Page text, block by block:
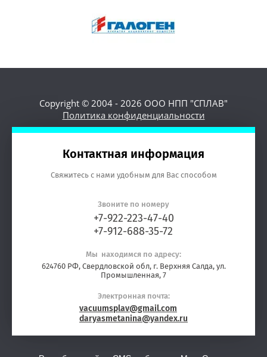
Copyright © 2004 - 2026 ООО НПП "СПЛАВ"
Политика конфиденциальности
Контактная информация
Свяжитесь с нами удобным для Вас способом
Звоните по номеру
+7-922-223-47-40
+7-912-688-35-72
Мы находимся по адресу:
624760 РФ, Свердловской обл, г. Верхняя Салда, ул.
Промышленная, 7
Электронная почта:
vacuumsplav@gmail.com
daryasmetanina@yandex.ru